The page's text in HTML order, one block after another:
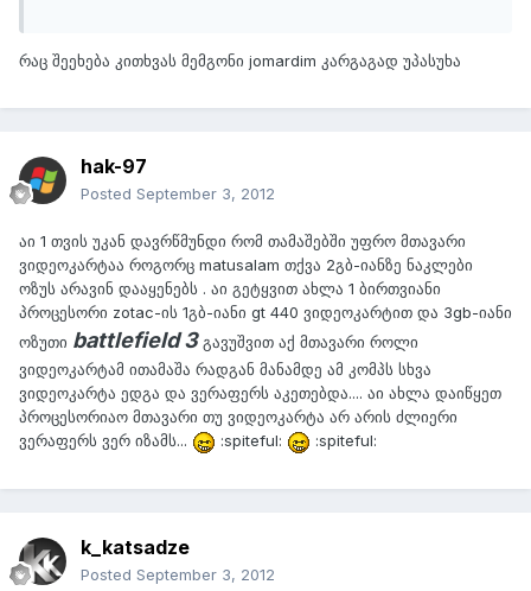
რაც შეეხება კითხვას მემგონი jomardim კარგაგად უპასუხა
hak-97
Posted September 3, 2012
აი 1 თვის უკან დავრწმუნდი რომ თამაშებში უფრო მთავარი
ვიდეოკარტაა როგორც matusalam თქვა 2გბ-იანზე ნაკლები
ოზუს არავინ დააყენებს . აი გეტყვით ახლა 1 ბირთვიანი
პროცესორი zotac-ის 1გბ-იანი gt 440 ვიდეოკარტით და 3gb-იანი
ოზუთი battlefield 3გავუშვით აქ მთავარი როლი
ვიდეოკარტამ ითამაშა რადგან მანამდე ამ კომპს სხვა
ვიდეოკარტა ედგა და ვერაფერს აკეთებდა.... აი ახლა დაიწყეთ
პროცესორიაო მთავარი თუ ვიდეოკარტა არ არის ძლიერი
ვერაფერს ვერ იზამს...
:spiteful: :spiteful:
k_katsadze
Posted September 3, 2012